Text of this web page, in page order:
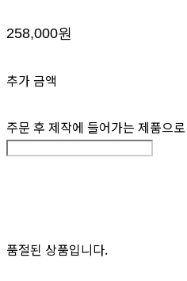
258,000원
추가 금액
주문 후 제작에 들어가는 제품으
품절된 상품입니다.